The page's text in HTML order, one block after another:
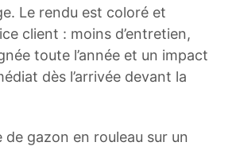
Le rendu est coloré et
client : moins d’entretien,
toute l’année et un impact
dès l’arrivée devant la
de gazon en rouleau sur un